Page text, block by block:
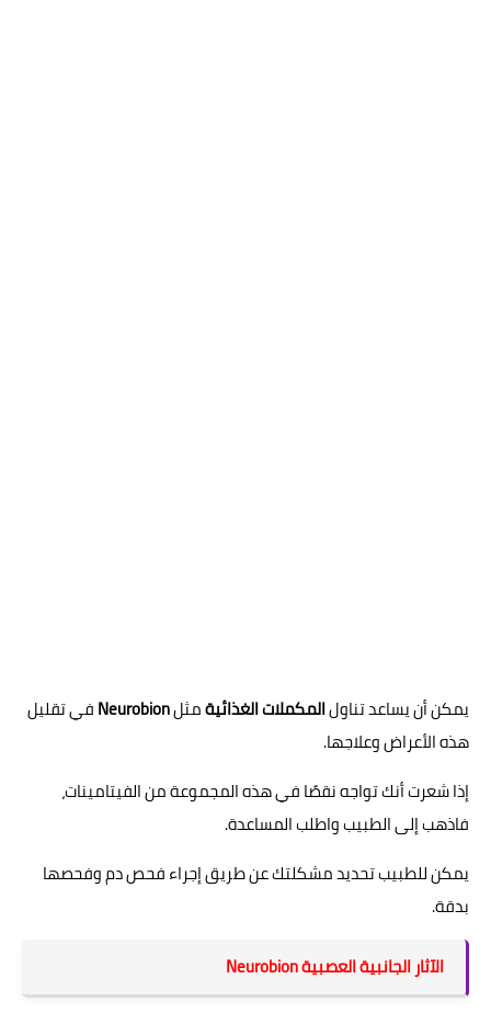
يمكن أن يساعد تناولالمكملات الغذائيةمثلNeurobionفي تقليل
هذه الأعراض وعلاجها.
إذا شعرت أنك تواجه نقصًا في هذه المجموعة من الفيتامينات،
فاذهب إلى الطبيب واطلب المساعدة.
يمكن للطبيب تحديد مشكلتك عن طريق إجراء فحص دم وفحصها
بدقة.
الآثار الجانبية العصبية Neurobion